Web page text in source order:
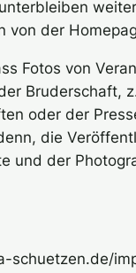
von der
Fotos von
Bruderschaft,
oder der
die
und der
schuetzen.de/